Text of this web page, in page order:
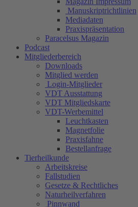
Manuskriptrichtlinien
Mediadaten
Praxispräsentation
Paracelsus Magazin
Podcast
Mitgliederbereich
Downloads
Mitglied werden
Login-Mitglieder
VDT Ausstattung
VDT Mitgliedskarte
VDT-Werbemittel
Leuchtkasten
Magnetfolie
Praxisfahne
Bestellanfrage
Tierheilkunde
Arbeitskreise
Fallstudien
Gesetze & Rechtliches
Naturheilverfahren
Pinnwand